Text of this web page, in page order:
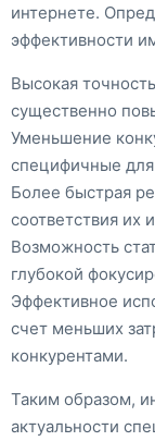
интернете.
эффективности
Высокая
существенно
Уменьшение
специфичные
Более быстрая
соответствия их
Возможность
глубокой
Эффективное
счет меньших
конкурентами.
Таким образом,
актуальности